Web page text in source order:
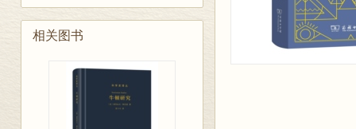
相关图书